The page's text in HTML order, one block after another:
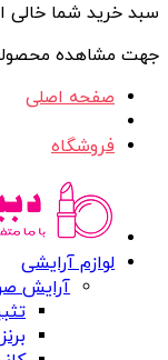
سبد خرید شما
جهت مشاهده
صفحه اصلی
فروشگاه
لوازم آرایشی
آرایش